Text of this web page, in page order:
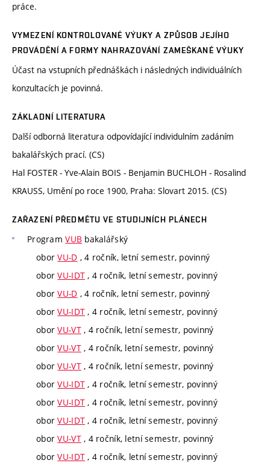
práce.
VYMEZENÍ KONTROLOVANÉ VÝUKY A ZPŮSOB JEJÍHO
PROVÁDĚNÍ A FORMY NAHRAZOVÁNÍ ZAMEŠKANÉ VÝUKY
Účast na vstupních přednáškách i následných individuálních
konzultacích je povinná.
ZÁKLADNÍ LITERATURA
Další odborná literatura odpovídající individulním zadáním
bakalářských prací. (CS)
Hal FOSTER - Yve-Alain BOIS - Benjamin BUCHLOH - Rosalind
KRAUSS, Umění po roce 1900, Praha: Slovart 2015. (CS)
ZAŘAZENÍ PŘEDMĚTU VE STUDIJNÍCH PLÁNECH
ProgramVUB bakalářský
oborVU-D , 4 ročník, letní semestr, povinný
oborVU-IDT , 4 ročník, letní semestr, povinný
oborVU-D , 4 ročník, letní semestr, povinný
oborVU-IDT , 4 ročník, letní semestr, povinný
oborVU-VT, 4 ročník, letní semestr, povinný
oborVU-VT, 4 ročník, letní semestr, povinný
oborVU-VT, 4 ročník, letní semestr, povinný
oborVU-IDT , 4 ročník, letní semestr, povinný
oborVU-IDT , 4 ročník, letní semestr, povinný
oborVU-IDT , 4 ročník, letní semestr, povinný
oborVU-VT, 4 ročník, letní semestr, povinný
oborVU-IDT , 4 ročník, letní semestr, povinný